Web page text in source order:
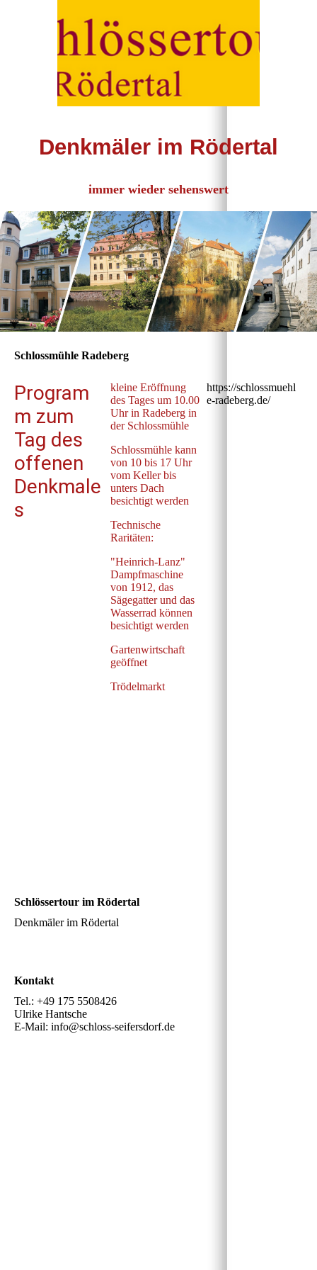
Denkmäler im Rödertal
immer wieder sehenswert
Schlossmühle Radeberg
Program
m zum
Tag des
offenen
Denkmale
s
kleine Eröffnung
des Tages um 10.00
Uhr in Radeberg in
der Schlossmühle
Schlossmühle kann
von 10 bis 17 Uhr
vom Keller bis
unters Dach
besichtigt werden
Technische
Raritäten:
"Heinrich-Lanz"
Dampfmaschine
von 1912, das
Sägegatter und das
Wasserrad können
besichtigt werden
Gartenwirtschaft
geöffnet
Trödelmarkt
https://schlossmuehl
e-radeberg.de/
Schlössertour im Rödertal
Denkmäler im Rödertal
Kontakt
Tel.: +49 175 5508426
Ulrike Hantsche
E-Mail: info@schloss-seifersdorf.de